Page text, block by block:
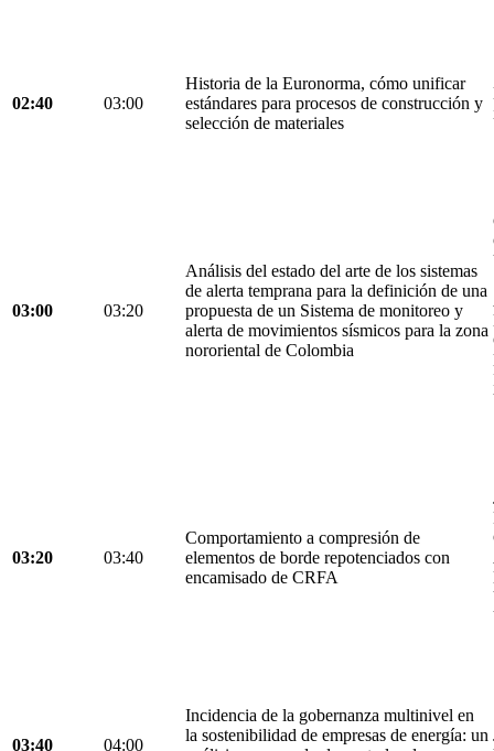
02:40 03:00
Historia de la Euronorma, cómo unificar
estándares para procesos de construcción y
selección de materiales
03:00 03:20
Análisis del estado del arte de los sistemas
de alerta temprana para la definición de una
propuesta de un Sistema de monitoreo y
alerta de movimientos sísmicos para la zona
nororiental de Colombia
03:20 03:40
Comportamiento a compresión de
elementos de borde repotenciados con
encamisado de CRFA
03:40 04:00
Incidencia de la gobernanza multinivel en
la sostenibilidad de empresas de energía: un